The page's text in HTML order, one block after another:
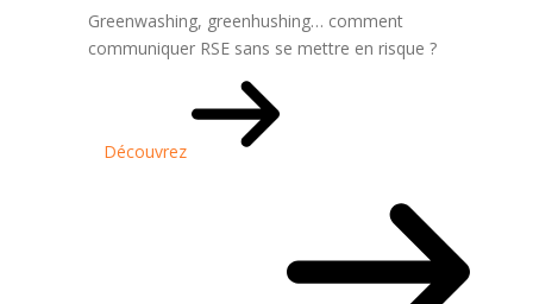
Greenwashing, greenhushing… comment
communiquer RSE sans se mettre en risque ?
Découvrez